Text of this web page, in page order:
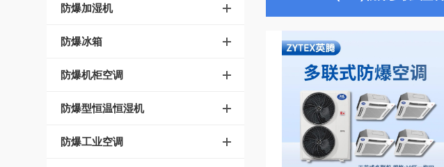
防爆加湿机
防爆冰箱
防爆机柜空调
防爆型恒温恒湿机
防爆工业空调